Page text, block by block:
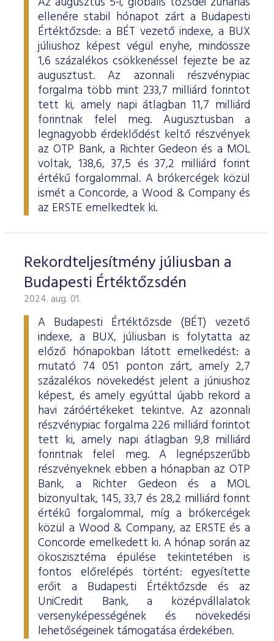
ellenére stabil hónapot zárt a Budapesti
Értéktőzsde: a BÉT vezető indexe, a BUX
júliushoz képest végül enyhe, mindössze
1,6 százalékos csökkenéssel fejezte be az
augusztust. Az azonnali részvénypiac
forgalma több mint 233,7 milliárd forintot
tett ki, amely napi átlagban 11,7 milliárd
forintnak felel meg. Augusztusban a
legnagyobb érdeklődést keltő részvények
az OTP Bank, a Richter Gedeon és a MOL
voltak, 138,6, 37,5 és 37,2 milliárd forint
értékű forgalommal. A brókercégek közül
ismét a Concorde, a Wood & Company és
az ERSTE emelkedtek ki.
Rekordteljesítmény júliusban a
Budapesti Értéktőzsdén
2024. aug. 01.
A Budapesti Értéktőzsde (BÉT) vezető
indexe, a BUX, júliusban is folytatta az
előző hónapokban látott emelkedést: a
mutató 74 051 ponton zárt, amely 2,7
százalékos növekedést jelent a júniushoz
képest, és amely egyúttal újabb rekord a
havi záróértékeket tekintve. Az azonnali
részvénypiac forgalma 226 milliárd forintot
tett ki, amely napi átlagban 9,8 milliárd
forintnak felel meg. A legnépszerűbb
részvényeknek ebben a hónapban az OTP
Bank, a Richter Gedeon és a MOL
bizonyultak, 145, 33,7 és 28,2 milliárd forint
értékű forgalommal, míg a brókercégek
közül a Wood & Company, az ERSTE és a
Concorde emelkedett ki. A hónap során az
ökoszisztéma épülése tekintetében is
fontos előrelépés történt: egyesítette
erőit a Budapesti Értéktőzsde és az
UniCredit Bank, a középvállalatok
versenyképességének és növekedési
lehetőségeinek támogatása érdekében.